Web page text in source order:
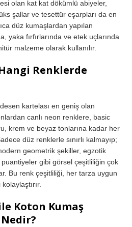
olan kat kat dökümlü abiyeler,
şallar ve tesettür eşarpları da en
düz kumaşlardan yapılan
yaka fırfırlarında ve etek uçlarında
malzeme olarak kullanılır.
Renklerde
kartelası en geniş olan
canlı neon renklere, basic
krem ve beyaz tonlarına kadar her
düz renklerle sınırlı kalmayıp;
geometrik şekiller, egzotik
gibi görsel çeşitliliğin çok
Bu renk çeşitliliği, her tarza uygun
Koton Kumaş